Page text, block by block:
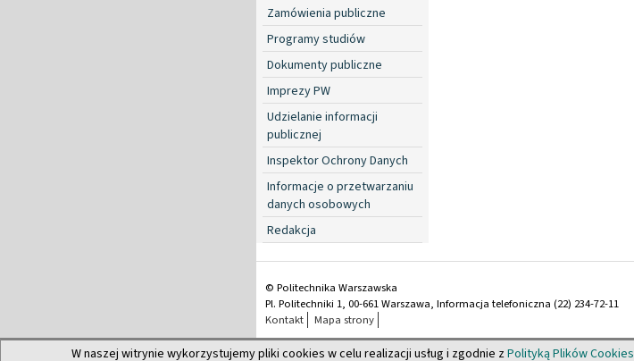
W naszej witrynie wykorzystujemy pliki cookies w celu realizacji usług i zgodnie zPolityką Plików Cookies
Zamówienia publiczne
Programy studiów
Dokumenty publiczne
Imprezy PW
Udzielanie informacji
publicznej
Inspektor Ochrony Danych
Informacje o przetwarzaniu
danych osobowych
Redakcja
© Politechnika Warszawska
Pl. Politechniki 1, 00-661 Warszawa, Informacja telefoniczna (22) 234-72-11
Kontakt
Mapa strony